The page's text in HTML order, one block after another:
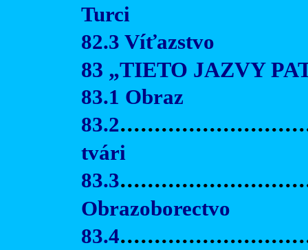
Turci
82.3 Víťazstvo
83 „TIETO JAZVY
83.1 Obraz
83.2
tvári
83.3
Obrazoborectvo
83.4